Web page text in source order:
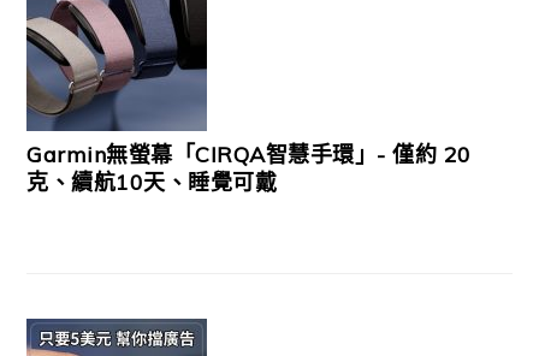
Garmin無螢幕「CIRQA智慧手環」- 僅約 20
克、續航10天、睡覺可戴